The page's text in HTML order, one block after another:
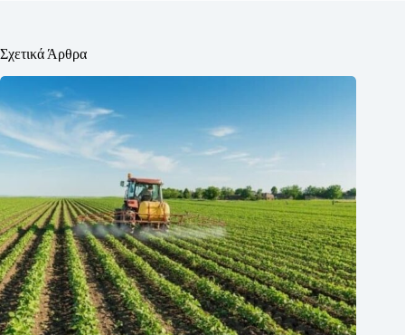
Σχετικά Άρθρα